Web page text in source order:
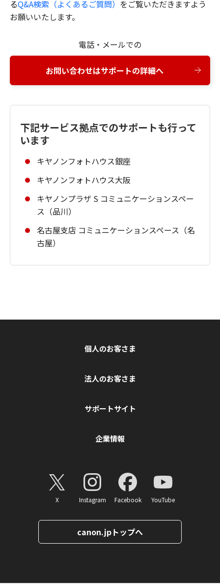
るQ&A検索（よくあるご質問） をご覧いただきますよう
お願いいたします。
電話・メールでの
お問い合わせはサポートの詳細へ
下記サービス拠点でのサポートも行って
います
キヤノンフォトハウス銀座
キヤノンフォトハウス大阪
キヤノンプラザ S コミュニケーションスペー
ス（品川）
名古屋支店 コミュニケーションスペース（名
古屋）
個人のお客さま
法人のお客さま
サポートサイト
企業情報
X Instagram Facebook YouTube
canon.jpトップへ